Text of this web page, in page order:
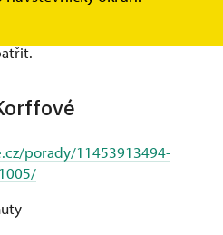
Vám odkazy na
i články, kde naši barokní perlu
porady/11453913494-